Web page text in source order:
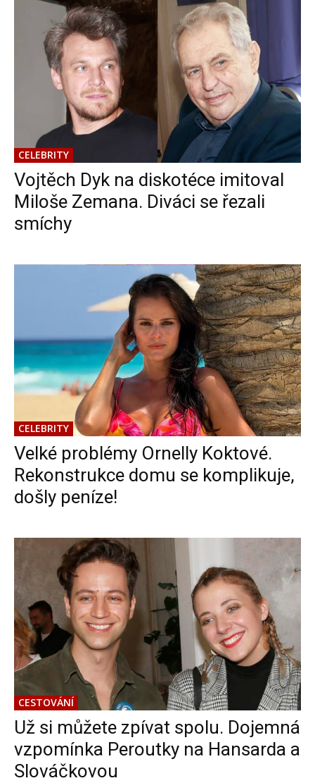
CELEBRITY
Vojtěch Dyk na diskotéce imitoval
Miloše Zemana. Diváci se řezali
smíchy
CELEBRITY
Velké problémy Ornelly Koktové.
Rekonstrukce domu se komplikuje,
došly peníze!
CESTOVÁNÍ
Už si můžete zpívat spolu. Dojemná
vzpomínka Peroutky na Hansarda a
Slováčkovou